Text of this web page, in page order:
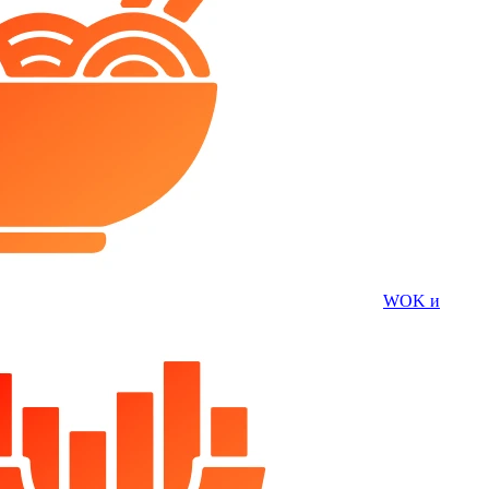
WOK и